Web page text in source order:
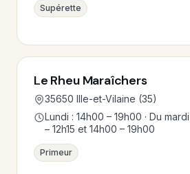
Supérette
Le Rheu Maraîchers
35650 Ille-et-Vilaine (35)
Lundi : 14h00 – 19h00 · Du
– 12h15 et 14h00 – 19h00
Primeur